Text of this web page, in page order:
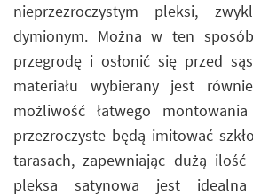
nieprzezroczystym pleksi,
dymionym. Można w ten
przegrodę i osłonić się przed
materiału wybierany jest
możliwość łatwego
przezroczyste będą imitować
tarasach, zapewniając dużą ilość
pleksa satynowa jest